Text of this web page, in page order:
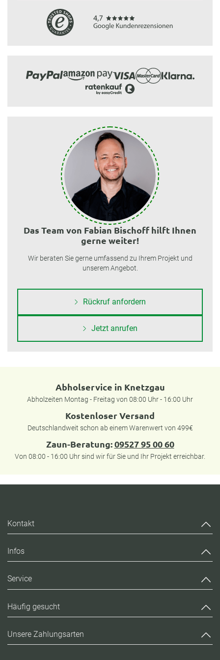
Das Team von Fabian Bischoff hilft Ihnen
gerne weiter!
Wir beraten Sie gerne umfassend zu Ihrem Projekt und
unserem Angebot.
Rückruf anfordern
Jetzt anrufen
Abholservice in Knetzgau
Abholzeiten Montag - Freitag von 08:00 Uhr - 16:00 Uhr
Kostenloser Versand
Deutschlandweit schon ab einem Warenwert von 499€
Zaun-Beratung:09527 95 00 60
Von 08:00 - 16:00 Uhr sind wir für Sie und Ihr Projekt erreichbar.
Kontakt
Infos
Service
Häufig gesucht
Unsere Zahlungsarten